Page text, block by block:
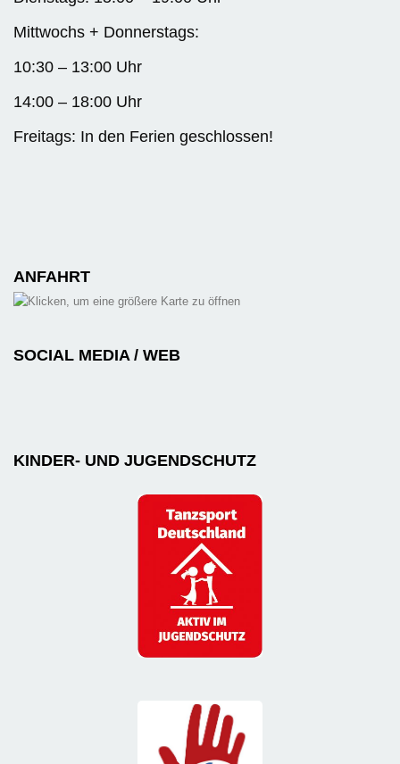
Mittwochs + Donnerstags:
10:30 – 13:00 Uhr
14:00 – 18:00 Uhr
Freitags: In den Ferien geschlossen!
ANFAHRT
SOCIAL MEDIA / WEB
KINDER- UND JUGENDSCHUTZ